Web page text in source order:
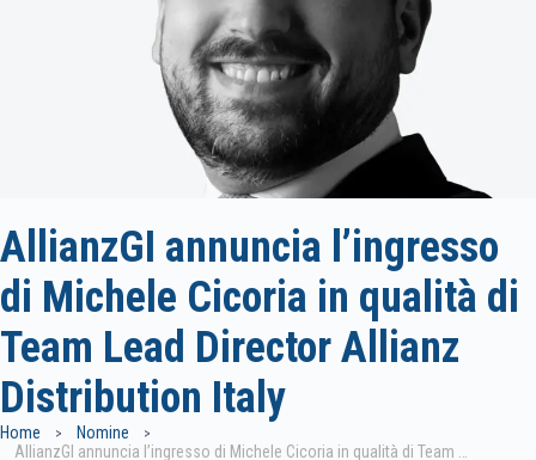
AllianzGI annuncia l’ingresso
di Michele Cicoria in qualità di
Team Lead Director Allianz
Distribution Italy
Home
Nomine